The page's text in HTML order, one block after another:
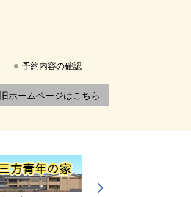
予約内容の確認
旧ホームページはこちら